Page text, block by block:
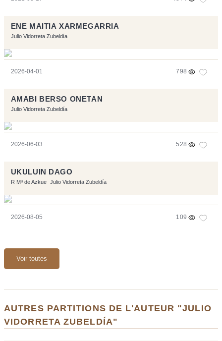
ENE MAITIA XARMEGARRIA
Julio Vidorreta Zubeldía
2026-04-01 798
AMABI BERSO ONETAN
Julio Vidorreta Zubeldía
2026-06-03 528
UKULUIN DAGO
R Mª de Azkue Julio Vidorreta Zubeldía
2026-08-05 109
Voir toutes
AUTRES PARTITIONS DE L'AUTEUR "JULIO
VIDORRETA ZUBELDÍA"